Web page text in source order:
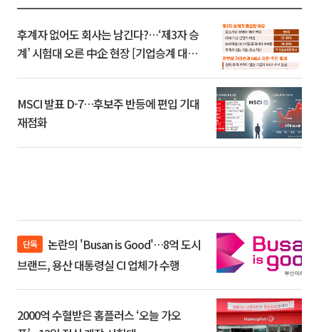
후계자 없어도 회사는 남긴다?…‘제3자 승
계’ 시험대 오른 中企 현장 [기업승계 대전
MSCI 발표 D-7…후보주 반등에 편입 기대
재점화
단독
브랜드, 용산 대통령실 CI 업체가 수행
2000억 수혈받은 홈플러스 ‘오늘 가오